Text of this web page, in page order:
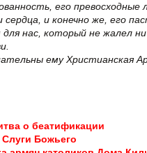
его превосходные
и конечно же, его
нас, который не жалел
ему Христианская
о беатификации
Слуги Божьего